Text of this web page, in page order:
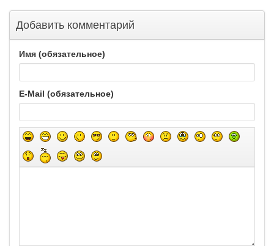
Добавить комментарий
Имя (обязательное)
E-Mail (обязательное)